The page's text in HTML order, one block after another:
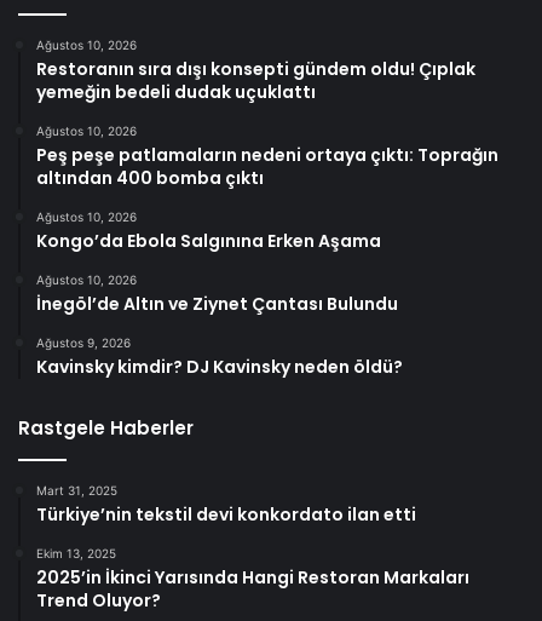
Ağustos 10, 2026
Restoranın sıra dışı konsepti gündem oldu! Çıplak
yemeğin bedeli dudak uçuklattı
Ağustos 10, 2026
Peş peşe patlamaların nedeni ortaya çıktı: Toprağın
altından 400 bomba çıktı
Ağustos 10, 2026
Kongo’da Ebola Salgınına Erken Aşama
Ağustos 10, 2026
İnegöl’de Altın ve Ziynet Çantası Bulundu
Ağustos 9, 2026
Kavinsky kimdir? DJ Kavinsky neden öldü?
Rastgele Haberler
Mart 31, 2025
Türkiye’nin tekstil devi konkordato ilan etti
Ekim 13, 2025
2025’in İkinci Yarısında Hangi Restoran Markaları
Trend Oluyor?